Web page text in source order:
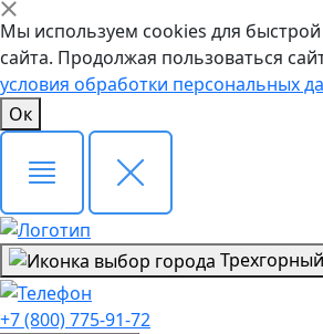
Мы используем cookies для
сайта. Продолжая пользоваться
условия обработки персональных
Ок
Трехгорный
+7 (800) 775-91-72